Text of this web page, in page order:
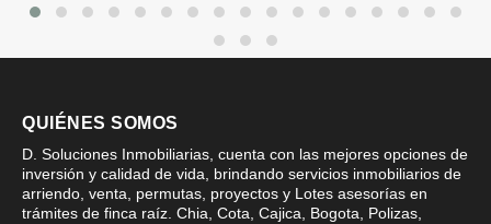
QUIÉNES SOMOS
D. Soluciones Inmobiliarias, cuenta con las mejores opciones de
inversión y calidad de vida, brindando servicios inmobiliarios de
arriendo, venta, permutas, proyectos y Lotes asesorías en
trámites de finca raíz. Chia, Cota, Cajica, Bogota, Polizas,